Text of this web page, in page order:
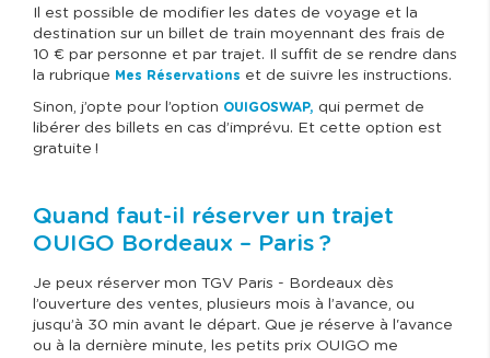
Il est possible de modifier les dates de voyage et la
destination sur un billet de train moyennant des frais de
10 € par personne et par trajet. Il suffit de se rendre dans
la rubrique Mes Réservations et de suivre les instructions.
Sinon, j’opte pour l’option OUIGOSWAP, qui permet de
libérer des billets en cas d’imprévu. Et cette option est
gratuite !
Quand faut-il réserver un trajet
OUIGO Bordeaux – Paris ?
Je peux réserver mon TGV Paris - Bordeaux dès
l’ouverture des ventes, plusieurs mois à l’avance, ou
jusqu’à 30 min avant le départ. Que je réserve à l'avance
ou à la dernière minute, les petits prix OUIGO me